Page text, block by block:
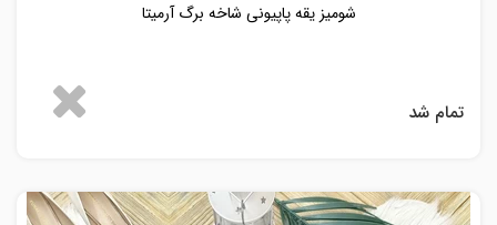
شومیز یقه پاپیونی شاخه برگ آرمیتا
تمام شد